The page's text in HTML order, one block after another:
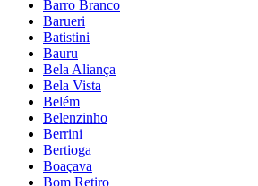
Barro Branco
Barueri
Batistini
Bauru
Bela Aliança
Bela Vista
Belém
Belenzinho
Berrini
Bertioga
Boaçava
Bom Retiro